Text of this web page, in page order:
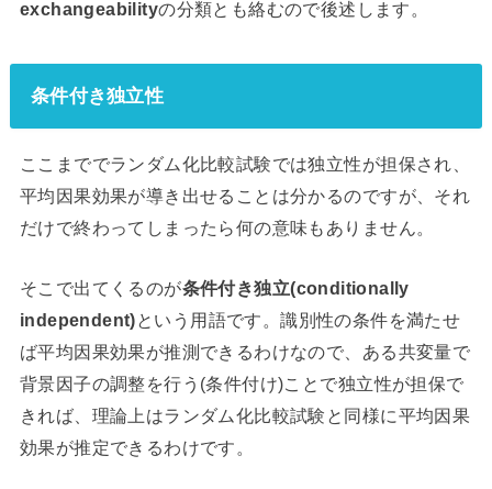
exchangeabilityの分類とも絡むので後述します。
条件付き独立性
ここまででランダム化比較試験では独立性が担保され、
平均因果効果が導き出せることは分かるのですが、それ
だけで終わってしまったら何の意味もありません。
そこで出てくるのが条件付き独立(conditionally
independent)という用語です。識別性の条件を満たせ
ば平均因果効果が推測できるわけなので、ある共変量で
背景因子の調整を行う(条件付け)ことで独立性が担保で
きれば、理論上はランダム化比較試験と同様に平均因果
効果が推定できるわけです。